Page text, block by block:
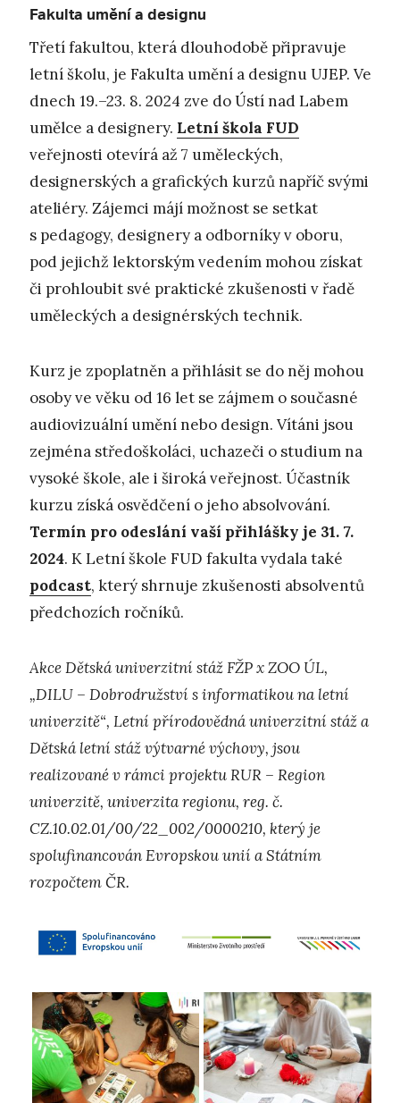
Fakulta umění a designu
Třetí fakultou, která dlouhodobě připravuje
letní školu, je Fakulta umění a designu UJEP. Ve
dnech 19.–23. 8. 2024 zve do Ústí nad Labem
umělce a designery. Letní škola FUD
veřejnosti otevírá až 7 uměleckých,
designerských a grafických kurzů napříč svými
ateliéry. Zájemci májí možnost se setkat
s pedagogy, designery a odborníky v oboru,
pod jejichž lektorským vedením mohou získat
či prohloubit své praktické zkušenosti v řadě
uměleckých a designérských technik.
Kurz je zpoplatněn a přihlásit se do něj mohou
osoby ve věku od 16 let se zájmem o současné
audiovizuální umění nebo design. Vítáni jsou
zejména středoškoláci, uchazeči o studium na
vysoké škole, ale i široká veřejnost. Účastník
kurzu získá osvědčení o jeho absolvování.
Termín pro odeslání vaší přihlášky je 31. 7.
2024. K Letní škole FUD fakulta vydala také
podcast, který shrnuje zkušenosti absolventů
předchozích ročníků.
Akce Dětská univerzitní stáž FŽP x ZOO ÚL,
„DILU – Dobrodružství s informatikou na letní
univerzitě“, Letní přírodovědná univerzitní stáž a
Dětská letní stáž výtvarné výchovy, jsou
realizované v rámci projektu RUR – Region
univerzitě, univerzita regionu, reg. č.
CZ.10.02.01/00/22_002/0000210, který je
spolufinancován Evropskou unií a Státním
rozpočtem ČR.